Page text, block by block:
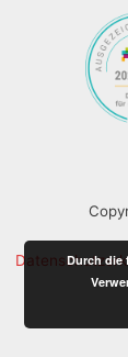
Durch die